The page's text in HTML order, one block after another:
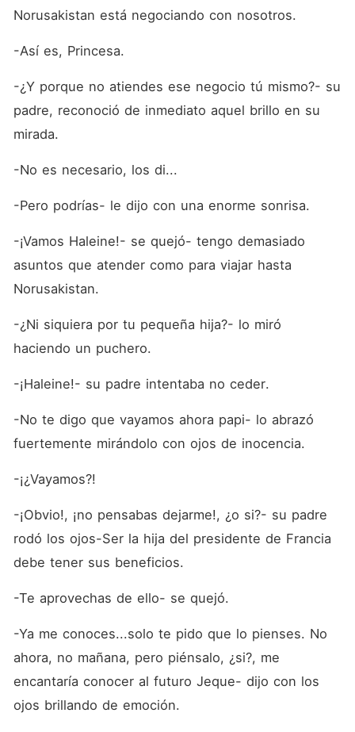
Norusakistan está negociando con nosotros.
-Así es, Princesa.
-¿Y porque no atiendes ese negocio tú mismo?- su
padre, reconoció de inmediato aquel brillo en su
mirada.
-No es necesario, los di...
-Pero podrías- le dijo con una enorme sonrisa.
-¡Vamos Haleine!- se quejó- tengo demasiado
asuntos que atender como para viajar hasta
Norusakistan.
-¿Ni siquiera por tu pequeña hija?- lo miró
haciendo un puchero.
-¡Haleine!- su padre intentaba no ceder.
-No te digo que vayamos ahora papi- lo abrazó
fuertemente mirándolo con ojos de inocencia.
-¡¿Vayamos?!
-¡Obvio!, ¡no pensabas dejarme!, ¿o si?- su padre
rodó los ojos-Ser la hija del presidente de Francia
debe tener sus beneficios.
-Te aprovechas de ello- se quejó.
-Ya me conoces...solo te pido que lo pienses. No
ahora, no mañana, pero piénsalo, ¿si?, me
encantaría conocer al futuro Jeque- dijo con los
ojos brillando de emoción.